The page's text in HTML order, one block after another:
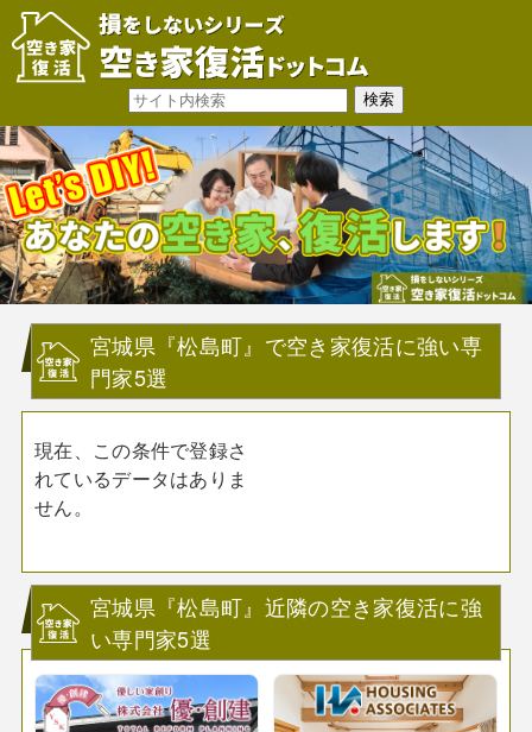
宮城県『松島町』で空き家復活に強い専
門家5選
現在、この条件で登録さ
れているデータはありま
せん。
宮城県『松島町』近隣の空き家復活に強
い専門家5選